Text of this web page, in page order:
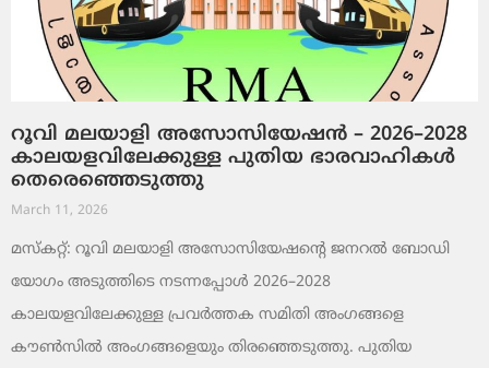
റൂവി മലയാളി അസോസിയേഷൻ – 2026–2028
കാലയളവിലേക്കുള്ള പുതിയ ഭാരവാഹികൾ
തെരെഞ്ഞെടുത്തു
March 11, 2026
മസ്കറ്റ്: റൂവി മലയാളി അസോസിയേഷന്റെ ജനറൽ ബോഡി
യോഗം അടുത്തിടെ നടന്നപ്പോൾ 2026–2028
കാലയളവിലേക്കുള്ള പ്രവർത്തക സമിതി അംഗങ്ങളെ
കൗൺസിൽ അംഗങ്ങളെയും തിരഞ്ഞെടുത്തു. പുതിയ